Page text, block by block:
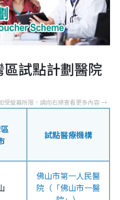
試點計劃醫院
試點醫療機構
佛山市第一人民醫
院（「佛山市一醫